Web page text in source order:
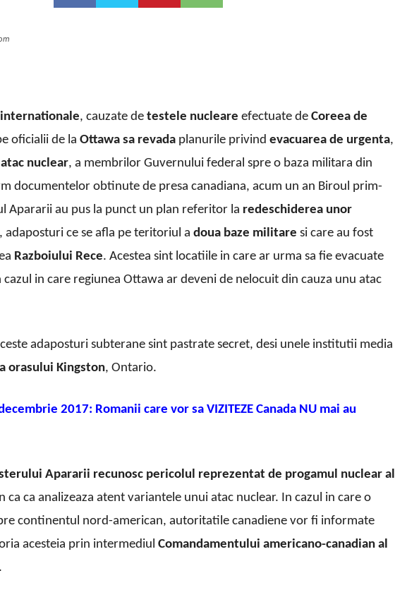
, cauzate de testele nucleare efectuate de Coreea de
oficialii de la Ottawa sa revada planurile privind evacuarea de urgenta,
atac nuclear, a membrilor Guvernului federal spre o baza militara din
documentelor obtinute de presa canadiana, acum un an Biroul prim-
Apararii au pus la punct un plan referitor la redeschiderea unor
, adaposturi ce se afla pe teritoriul a doua baze militare si care au fost
Razboiului Rece. Acestea sint locatiile in care ar urma sa fie evacuate
in care regiunea Ottawa ar deveni de nelocuit din cauza unu atac
adaposturi subterane sint pastrate secret, desi unele institutii media
orasului Kingston, Ontario.
2017: Romanii care vor sa VIZITEZE Canada NU mai au
Apararii recunosc pericolul reprezentat de progamul nuclear al
ca ca analizeaza atent variantele unui atac nuclear. In cazul in care o
continentul nord-american, autoritatile canadiene vor fi informate
acesteia prin intermediul Comandamentului americano-canadian al
.